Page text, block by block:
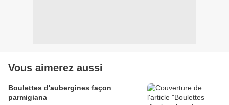
Vous aimerez aussi
Boulettes d'aubergines façon
parmigiana